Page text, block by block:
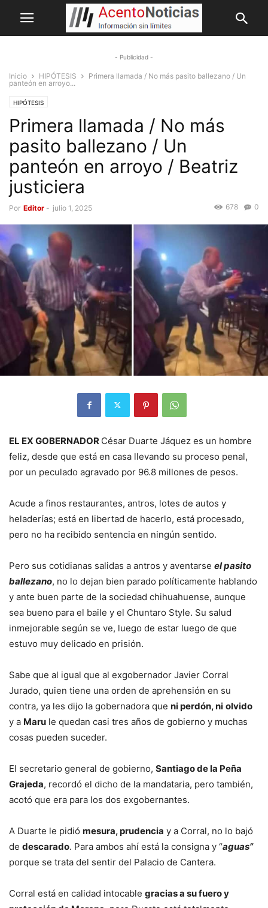
- Publicidad -
Inicio HIPÓTESIS
Primera llamada / No más pasito ballezano / Un
panteón en arroyo...
HIPÓTESIS
Primera llamada / No más
pasito ballezano / Un
panteón en arroyo / Beatriz
justiciera
Por Editor - julio 1, 2025 0
678
EL EX GOBERNADOR César Duarte Jáquez es un hombre
feliz, desde que está en casa llevando su proceso penal,
por un peculado agravado por 96.8 millones de pesos.
Acude a finos restaurantes, antros, lotes de autos y
heladerías; está en libertad de hacerlo, está procesado,
pero no ha recibido sentencia en ningún sentido.
Pero sus cotidianas salidas a antros y aventarse el pasito
ballezano, no lo dejan bien parado políticamente hablando
y ante buen parte de la sociedad chihuahuense, aunque
sea bueno para el baile y el Chuntaro Style. Su salud
inmejorable según se ve, luego de estar luego de que
estuvo muy delicado en prisión.
Sabe que al igual que al exgobernador Javier Corral
Jurado, quien tiene una orden de aprehensión en su
contra, ya les dijo la gobernadora que ni perdón, ni olvido
y a Maru le quedan casi tres años de gobierno y muchas
cosas pueden suceder.
El secretario general de gobierno, Santiago de la Peña
Grajeda, recordó el dicho de la mandataria, pero también,
acotó que era para los dos exgobernantes.
A Duarte le pidió mesura, prudencia y a Corral, no lo bajó
de descarado. Para ambos ahí está la consigna y “aguas”
porque se trata del sentir del Palacio de Cantera.
Corral está en calidad intocable gracias a su fuero y